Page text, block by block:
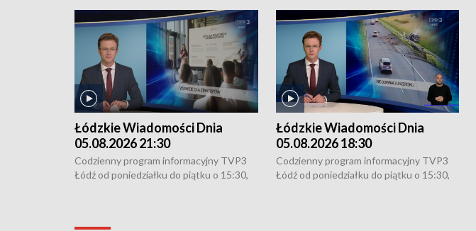
Łódzkie Wiadomości Dnia
05.08.2026 21:30
Codzienny program informacyjny TVP3
Łódź od poniedziałku do piątku o 15:30,
Łódzkie Wiadomości Dnia
05.08.2026 18:30
Codzienny program informacyjny TVP3
Łódź od poniedziałku do piątku o 15:30,